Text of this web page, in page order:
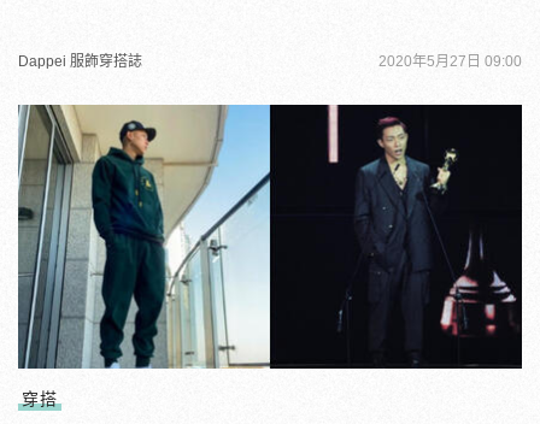
Dappei 服飾穿搭誌 2020年5月27日 09:00
穿搭